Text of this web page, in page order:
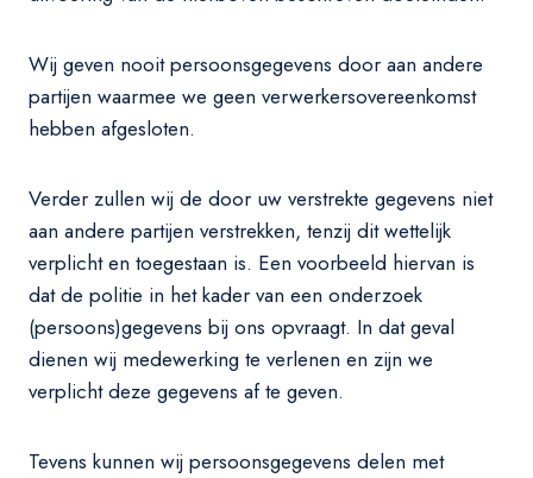
Wij geven nooit persoonsgegevens door aan andere
partijen waarmee we geen verwerkersovereenkomst
hebben afgesloten.
Verder zullen wij de door uw verstrekte gegevens niet
aan andere partijen verstrekken, tenzij dit wettelijk
verplicht en toegestaan is. Een voorbeeld hiervan is
dat de politie in het kader van een onderzoek
(persoons)gegevens bij ons opvraagt. In dat geval
dienen wij medewerking te verlenen en zijn we
verplicht deze gegevens af te geven.
Tevens kunnen wij persoonsgegevens delen met